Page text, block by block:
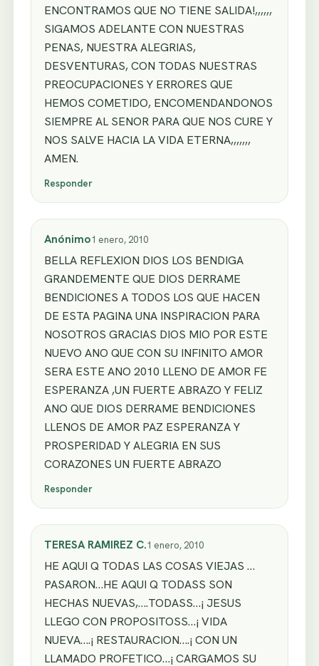
ENCONTRAMOS QUE NO TIENE SALIDA!,,,,,,
SIGAMOS ADELANTE CON NUESTRAS
PENAS, NUESTRA ALEGRIAS,
DESVENTURAS, CON TODAS NUESTRAS
PREOCUPACIONES Y ERRORES QUE
HEMOS COMETIDO, ENCOMENDANDONOS
SIEMPRE AL SENOR PARA QUE NOS CURE Y
NOS SALVE HACIA LA VIDA ETERNA,,,,,,,
AMEN.
Responder
Anónimo1 enero, 2010
BELLA REFLEXION DIOS LOS BENDIGA
GRANDEMENTE QUE DIOS DERRAME
BENDICIONES A TODOS LOS QUE HACEN
DE ESTA PAGINA UNA INSPIRACION PARA
NOSOTROS GRACIAS DIOS MIO POR ESTE
NUEVO ANO QUE CON SU INFINITO AMOR
SERA ESTE ANO 2010 LLENO DE AMOR FE
ESPERANZA ,UN FUERTE ABRAZO Y FELIZ
ANO QUE DIOS DERRAME BENDICIONES
LLENOS DE AMOR PAZ ESPERANZA Y
PROSPERIDAD Y ALEGRIA EN SUS
CORAZONES UN FUERTE ABRAZO
Responder
TERESA RAMIREZ C.1 enero, 2010
HE AQUI Q TODAS LAS COSAS VIEJAS …
PASARON…HE AQUI Q TODASS SON
HECHAS NUEVAS,….TODASS…¡ JESUS
LLEGO CON PROPOSITOSS…¡ VIDA
NUEVA….¡ RESTAURACION….¡ CON UN
LLAMADO PROFETICO…¡ CARGAMOS SU